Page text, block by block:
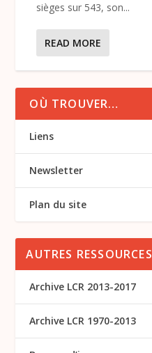
sièges sur 543, son...
READ MORE
OÙ TROUVER…
Liens
Newsletter
Plan du site
AUTRES RESSOURCES
Archive LCR 2013-2017
Archive LCR 1970-2013